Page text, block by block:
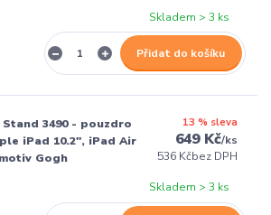
Skladem > 3 ks
Přidat do košíku
3490 - pouzdro
iPad 10.2", iPad Air
Gogh
13 % sleva
649 Kč/ks
536 Kčbez DPH
Skladem > 3 ks